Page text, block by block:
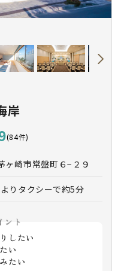
岸
(84件)
崎市常盤町６−２９
りタクシーで約5分
ご利用くださいませ。
口1番乗り場「辻堂団
」乗車「のぞみ学園
ヶ崎駅」南口2番乗り
ント
したい
い
たい